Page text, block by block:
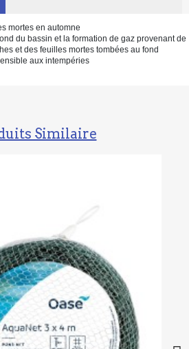
mortes en automne
du bassin et la formation de gaz provenant de
et des feuilles mortes tombées au fond
aux intempéries
Similaire